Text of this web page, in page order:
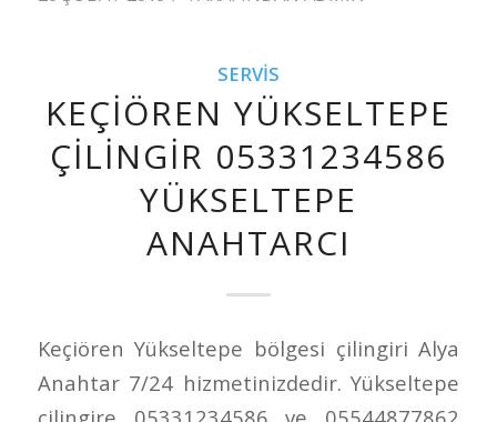
SERVIS
KEÇIÖREN YÜKSELTEPE
ÇILINGIR 05331234586
YÜKSELTEPE
ANAHTARCI
Keçiören Yükseltepe bölgesi çilingiri Alya
Anahtar 7/24 hizmetinizdedir. Yükseltepe